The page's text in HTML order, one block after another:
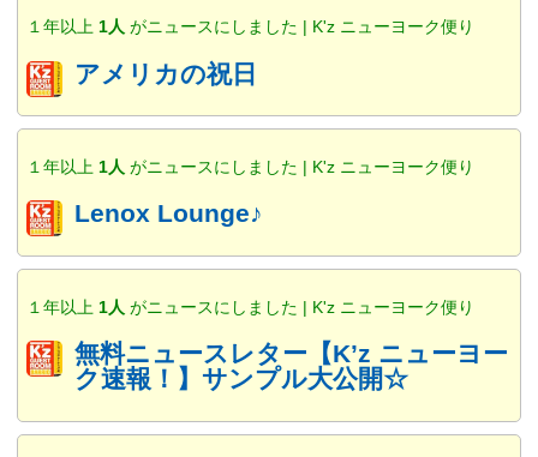
１年以上 1人 がニュースにしました | K'z ニューヨーク便り
アメリカの祝日
１年以上 1人 がニュースにしました | K'z ニューヨーク便り
Lenox Lounge♪
１年以上 1人 がニュースにしました | K'z ニューヨーク便り
無料ニュースレター【K’z ニューヨー
ク速報！】サンプル大公開☆